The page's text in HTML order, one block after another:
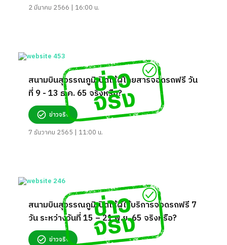
2 มีนาคม 2566 | 16:00 น.
สนามบินสุวรรณภูมิเปิดให้ผู้โดยสารจอดรถฟรี วัน
ที่ 9 - 13 ธ.ค. 65 จริงหรือ?
ข่าวจริง
7 ธันวาคม 2565 | 11:00 น.
สนามบินสุวรรณภูมิเปิดให้ผู้ใช้บริการจอดรถฟรี 7
วัน ระหว่างวันที่ 15 – 21 พ.ย. 65 จริงหรือ?
ข่าวจริง